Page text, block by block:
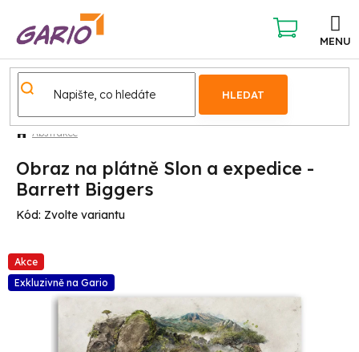
obsah
HLEDAT
NÁKUPNÍ
KOŠÍK
Abstrakce
Obraz na plátně Slon a expedice -
Barrett Biggers
Kód: Zvolte variantu
Akce
Exkluzivně na Gario